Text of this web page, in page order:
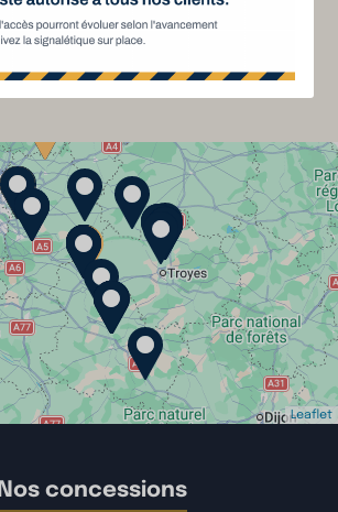
Satisfait ou remboursé
Leaflet
Nos concessions